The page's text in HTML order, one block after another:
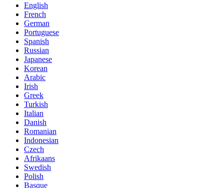
English
French
German
Portuguese
Spanish
Russian
Japanese
Korean
Arabic
Irish
Greek
Turkish
Italian
Danish
Romanian
Indonesian
Czech
Afrikaans
Swedish
Polish
Basque